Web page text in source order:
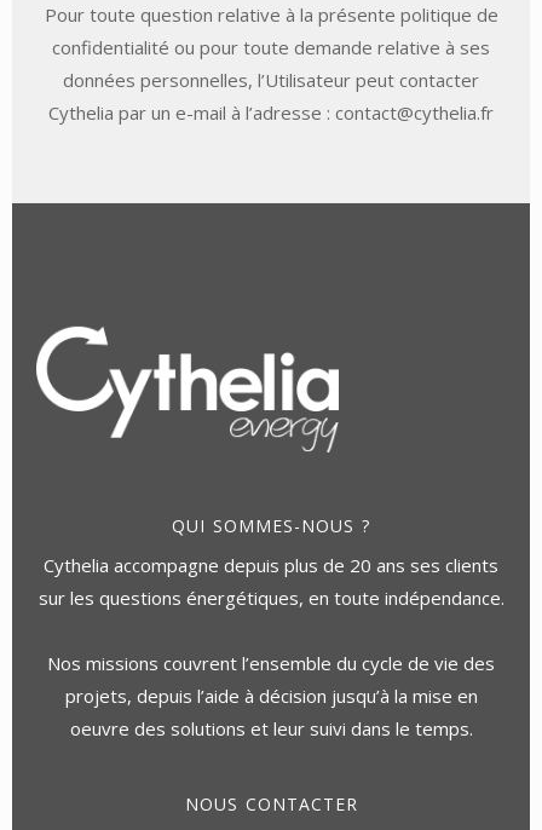
Pour toute question relative à la présente politique de
confidentialité ou pour toute demande relative à ses
données personnelles, l’Utilisateur peut contacter
Cythelia par un e-mail à l’adresse : contact@cythelia.fr
QUI SOMMES-NOUS ?
Cythelia accompagne depuis plus de 20 ans ses clients
sur les questions énergétiques, en toute indépendance.
Nos missions couvrent l’ensemble du cycle de vie des
projets, depuis l’aide à décision jusqu’à la mise en
oeuvre des solutions et leur suivi dans le temps.
NOUS CONTACTER